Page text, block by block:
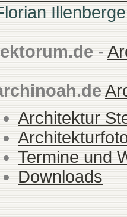
-
Architektur
Termine und
Downloads